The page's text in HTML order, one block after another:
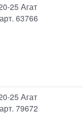
25 Агат
63766
25 Агат
79672